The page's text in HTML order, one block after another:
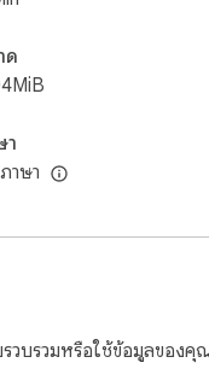
ด
า
าษา
วบรวมหรือใช้ข้อมูลของคุ